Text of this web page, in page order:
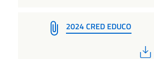
2024 CRED EDUCO